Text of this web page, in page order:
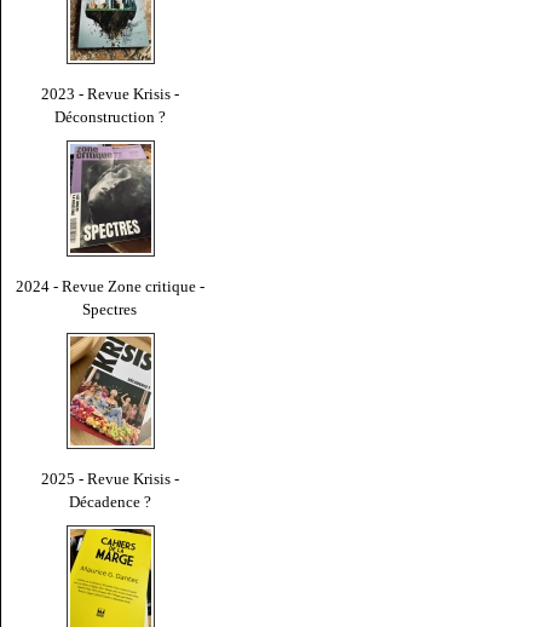
2023 - Revue Krisis -
Déconstruction ?
2024 - Revue Zone critique -
Spectres
2025 - Revue Krisis -
Décadence ?